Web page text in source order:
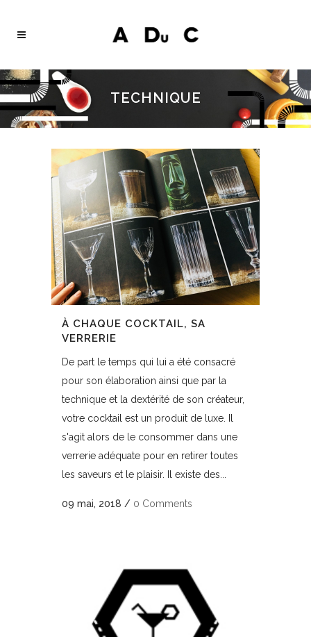
TECHNIQUE
À CHAQUE COCKTAIL, SA
VERRERIE
De part le temps qui lui a été consacré
pour son élaboration ainsi que par la
technique et la dextérité de son créateur,
votre cocktail est un produit de luxe. Il
s'agit alors de le consommer dans une
verrerie adéquate pour en retirer toutes
les saveurs et le plaisir. Il existe des...
09 mai, 2018 / 0 Comments